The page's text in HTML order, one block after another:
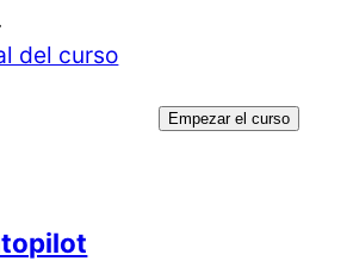
del curso
Empezar el curso